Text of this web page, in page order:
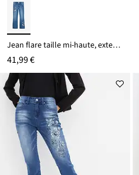
Jean flare taille mi-haute, extensible
41,99 €